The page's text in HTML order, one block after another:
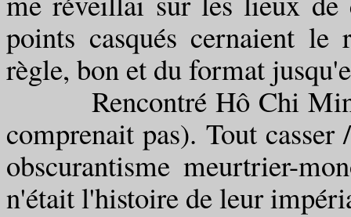
points casqués cernaient le
règle, bon et du format
Rencontré Hô Chi Minh
comprenait pas). Tout
obscurantisme meurtrier-
n'était l'histoire de leur